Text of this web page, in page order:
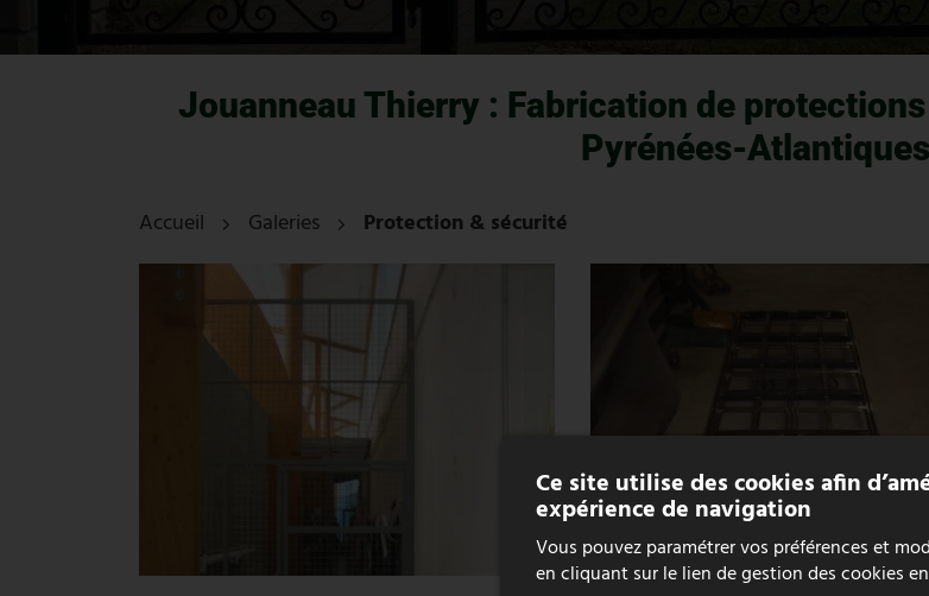
Jouanneau Thierry : Fabrication de
Pyrénées-
Accueil Galeries Protection & sécurité
Ce site utilise des cookies afin
expérience de navigation
Vous pouvez paramétrer vos préférences et
en cliquant sur le lien de gestion des cookies